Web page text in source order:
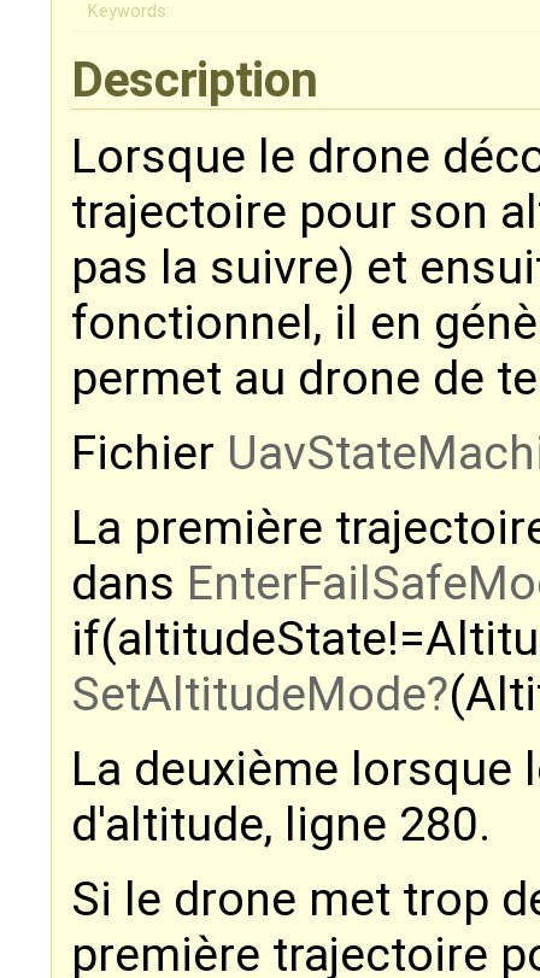
Keywords:
Description
Lorsque le drone
trajectoire pour son
pas la suivre) et
fonctionnel, il en
permet au drone de
Fichier
La première
dans
SetAltitudeMode
La deuxième lorsque
d'altitude, ligne 280.
Si le drone met trop
première trajectoire